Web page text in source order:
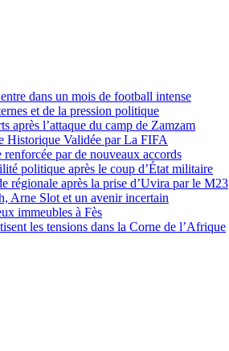
dans un mois de football intense
et de la pression politique
après l’attaque du camp de Zamzam
Historique Validée par La FIFA
par de nouveaux accords
politique après le coup d’État militaire
régionale après la prise d’Uvira par le M23
Arne Slot et un avenir incertain
immeubles à Fès
les tensions dans la Corne de l’Afrique